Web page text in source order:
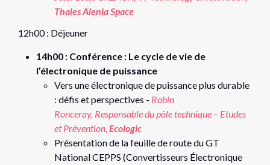
Thales Alenia Space
12h00 : Déjeuner
14h00 : Conférence : Le cycle de vie de
l’électronique de puissance
Vers une électronique de puissance plus durable
: défis et perspectives - Robin
Ronceray, Responsable du pôle technique – Etudes
et Prévention, Ecologic
Présentation de la feuille de route du GT
National CEPPS (Convertisseurs Électronique